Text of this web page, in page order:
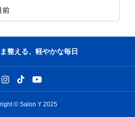
関節がポキポキ音がしま
せずに続けていてもいい
前
整える、軽やかな毎日
© Salon Y 2025